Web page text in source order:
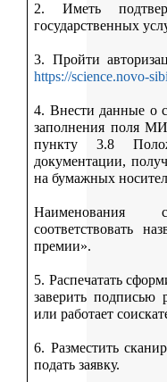
2. Иметь
государственных
3. Пройти
https://science.novo-
4. Внести данные о
заполнения поля
пункту 3.8
документации,
на бумажных
Наименования
соответствовать
премии».
5. Распечатать
заверить подписью
или работает
6. Разместить
подать заявку.